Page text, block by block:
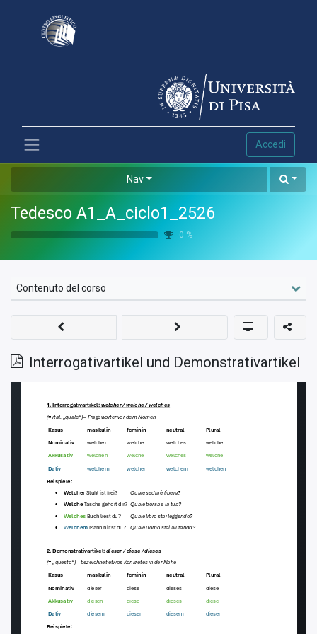
Accedi
Nav
Tedesco A1_A_ciclo1_2526
0 %
Contenuto del corso
Interrogativartikel und Demonstrativartikel